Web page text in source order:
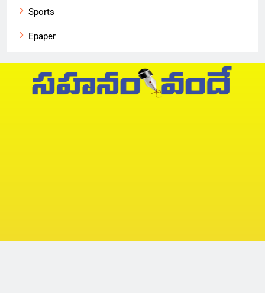
Sports
Epaper